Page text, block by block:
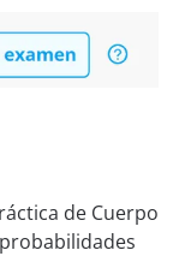
de Cuerpo